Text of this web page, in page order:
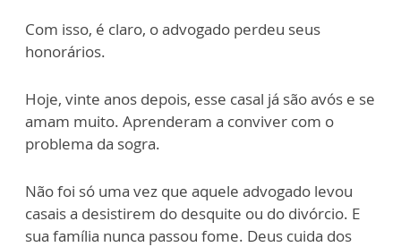
Com isso, é claro, o advogado perdeu seus
honorários.
Hoje, vinte anos depois, esse casal já são avós e se
amam muito. Aprenderam a conviver com o
problema da sogra.
Não foi só uma vez que aquele advogado levou
casais a desistirem do desquite ou do divórcio. E
sua família nunca passou fome. Deus cuida dos